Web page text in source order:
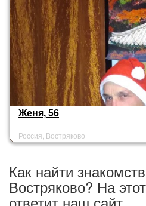
Женя, 56
Россия, Востряково
Как найти
Востряково? На